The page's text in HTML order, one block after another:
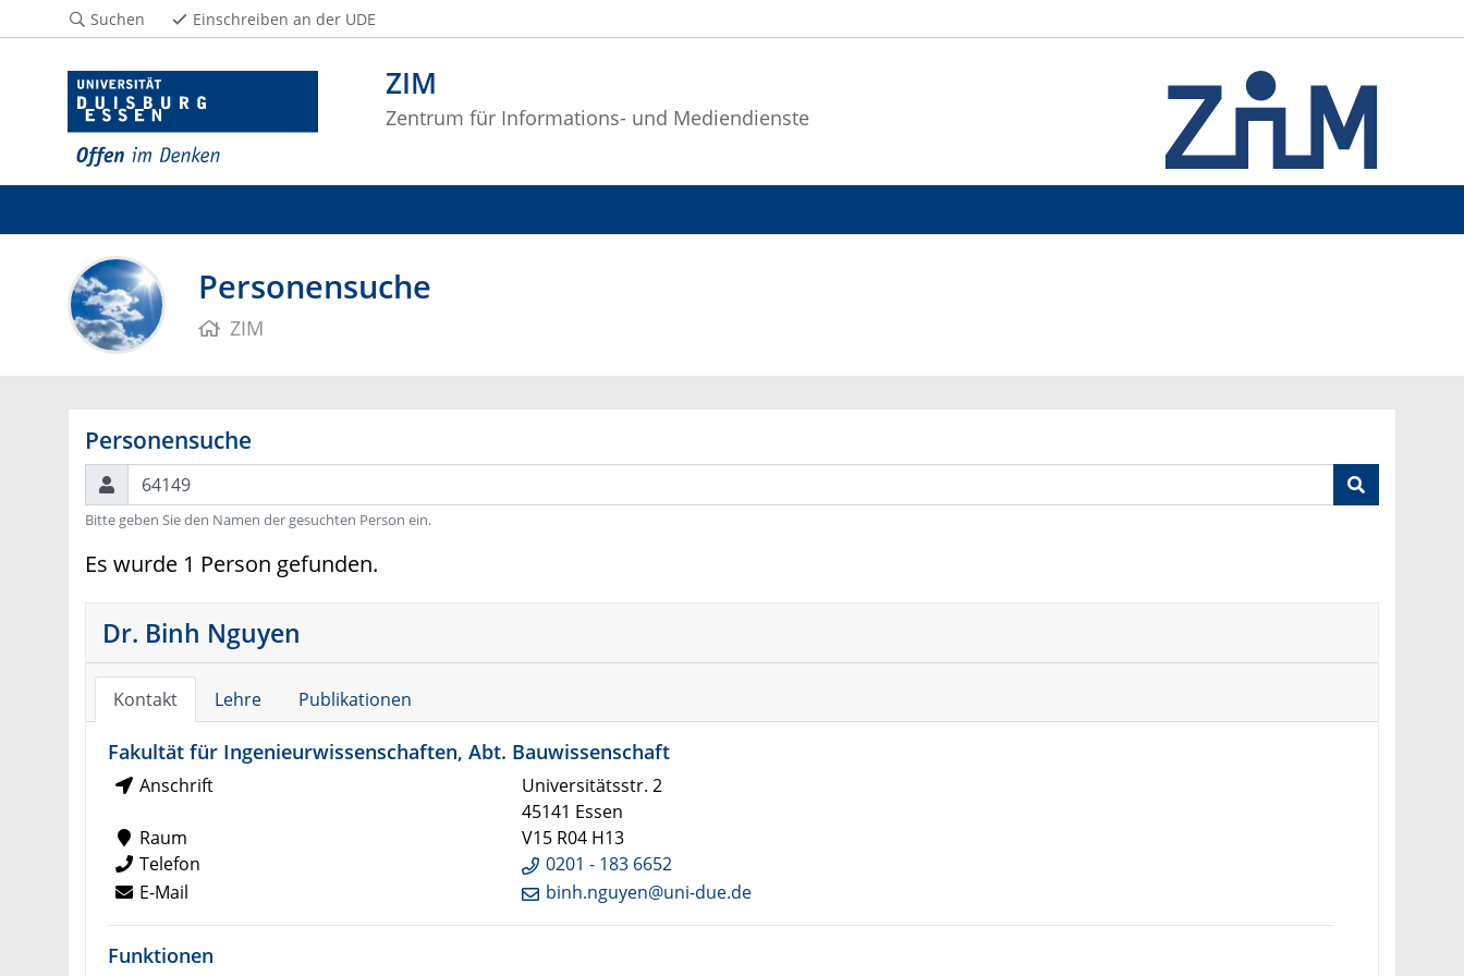
ZIM
Zentrum für Informations- und Mediendienste
Suchen Einschreiben an der UDE
Personensuche
ZIM
Personensuche
Suchen
Bitte geben Sie den Namen der gesuchten Person ein.
Es wurde 1 Person gefunden.
Dr. Binh Nguyen
Kontakt Lehre Publikationen
Fakultät für Ingenieurwissenschaften, Abt. Bauwissenschaft
Anschrift
Universitätsstr. 2
45141 Essen
Raum
V15 R04 H13
Telefon
0201 - 183 6652
E-Mail
binh.nguyen@uni-due.de
Funktionen